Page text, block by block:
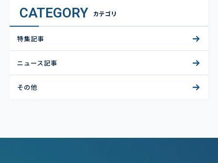
CATEGORY カテゴリ
特集記事
ニュース記事
その他